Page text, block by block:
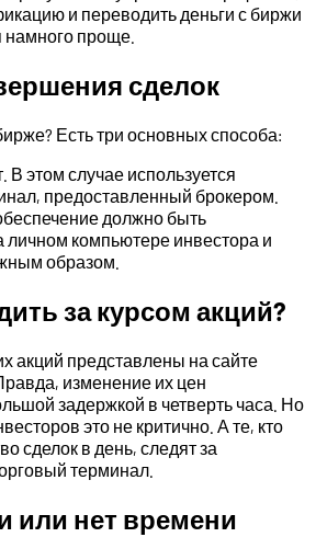
и переводить деньги с биржи
намного проще.
сделок
Есть три основных способа:
В этом случае используется
предоставленный брокером.
должно быть
личном компьютере инвестора и
образом.
за курсом акций?
акций представлены на сайте
изменение их цен
задержкой в четверть часа. Но
это не критично. А те, кто
сделок в день, следят за
терминал.
или нет времени